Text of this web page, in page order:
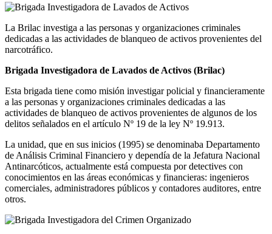
La Brilac investiga a las personas y organizaciones criminales
dedicadas a las actividades de blanqueo de activos provenientes del
narcotráfico.
Brigada Investigadora de Lavados de Activos (Brilac)
Esta brigada tiene como misión investigar policial y financieramente
a las personas y organizaciones criminales dedicadas a las
actividades de blanqueo de activos provenientes de algunos de los
delitos señalados en el artículo Nº 19 de la ley Nº 19.913.
La unidad, que en sus inicios (1995) se denominaba Departamento
de Análisis Criminal Financiero y dependía de la Jefatura Nacional
Antinarcóticos, actualmente está compuesta por detectives con
conocimientos en las áreas económicas y financieras: ingenieros
comerciales, administradores públicos y contadores auditores, entre
otros.